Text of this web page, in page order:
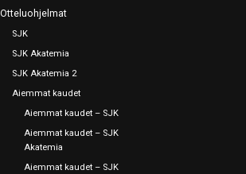
Otteluohjelmat
SJK
SJK Akatemia
SJK Akatemia 2
Aiemmat kaudet
Aiemmat kaudet – SJK
Aiemmat kaudet – SJK
Akatemia
Aiemmat kaudet – SJK